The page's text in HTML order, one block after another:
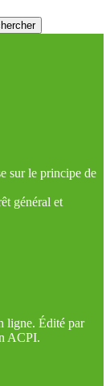
sur le principe de
général et
ligne. Édité par
ACPI.